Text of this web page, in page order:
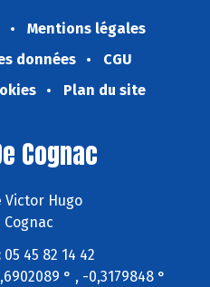
Mentions légales
données
CGU
Plan du site
Cognac
Victor Hugo
Cognac
05 45 82 14 42
° , -0,3179848 °